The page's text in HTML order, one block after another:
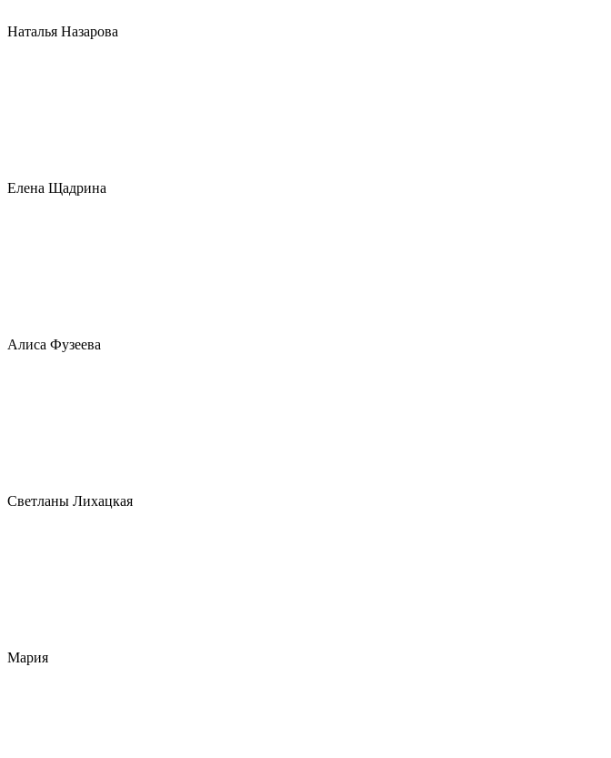
Наталья Назарова
Елена Щадрина
Алиса Фузеева
Светланы Лихацкая
Мария